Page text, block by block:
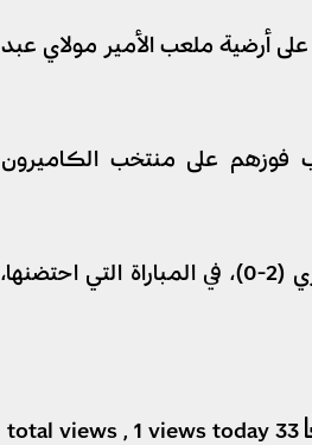
التاسعة ليلا) على أرضية ملعب الأمير مولاي عبد
فوزهم على منتخب الكاميرون
وانتزع المنتخب النيجيري بطاقة العبور بعد فوزه على نظيره الجزائري (2-0)، في المباراة التي احتضنها،
, 1 views today